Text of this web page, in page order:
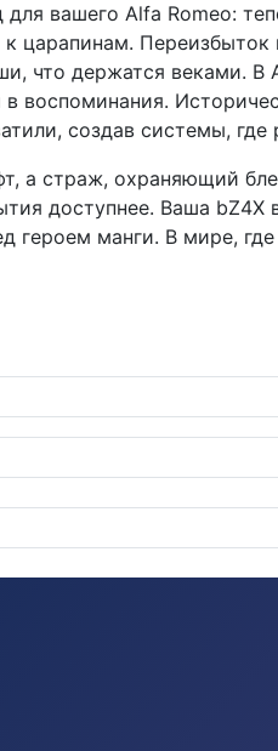
вашего Alfa Romeo:
царапинам.
что держатся веками.
воспоминания.
создав системы,
а страж, охраняющий
доступнее. Ваша bZ4X
героем манги. В мире,
в 1998 году решила научить